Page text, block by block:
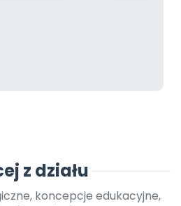
z działu
koncepcje edukacyjne,